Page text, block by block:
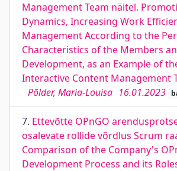
Management Team näitel.
Dynamics, Increasing Work
Management According to the
Characteristics of the Members
Development, as an Example of
Interactive Content Management
Põlder, Maria-Louisa 16.01.2023
7. Ettevõtte OPnGO
osalevate rollide võrdlus Scrum
Comparison of the Company's
Development Process and its